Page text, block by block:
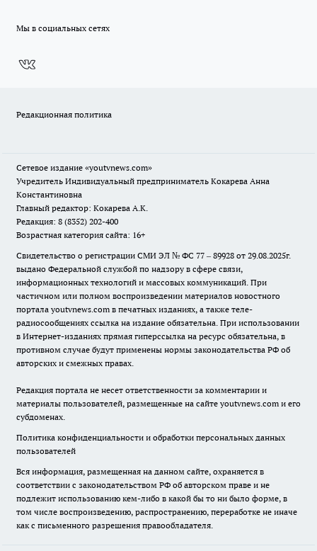
Мы в социальных сетях
Редакционная политика
Сетевое издание «youtvnews.com»
Учредитель Индивидуальный предприниматель Кокарева Анна
Константиновна
Главный редактор: Кокарева А.К.
Редакция: 8 (8352) 202-400
Возрастная категория сайта: 16+
Свидетельство о регистрации СМИ ЭЛ № ФС 77 – 89928 от 29.08.2025г.
выдано Федеральной службой по надзору в сфере связи,
информационных технологий и массовых коммуникаций. При
частичном или полном воспроизведении материалов новостного
портала youtvnews.com в печатных изданиях, а также теле-
радиосообщениях ссылка на издание обязательна. При использовании
в Интернет-изданиях прямая гиперссылка на ресурс обязательна, в
противном случае будут применены нормы законодательства РФ об
авторских и смежных правах.
Редакция портала не несет ответственности за комментарии и
материалы пользователей, размещенные на сайте youtvnews.com и его
субдоменах.
Политика конфиденциальности и обработки персональных данных
пользователей
Вся информация, размещенная на данном сайте, охраняется в
соответствии с законодательством РФ об авторском праве и не
подлежит использованию кем-либо в какой бы то ни было форме, в
том числе воспроизведению, распространению, переработке не иначе
как с письменного разрешения правообладателя.